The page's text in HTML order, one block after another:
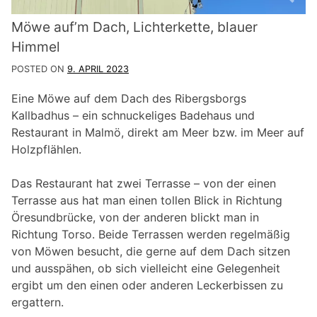
Möwe auf’m Dach, Lichterkette, blauer
Himmel
POSTED ON 9. APRIL 2023
Eine Möwe auf dem Dach des Ribergsborgs
Kallbadhus – ein schnuckeliges Badehaus und
Restaurant in Malmö, direkt am Meer bzw. im Meer auf
Holzpflählen.
Das Restaurant hat zwei Terrasse – von der einen
Terrasse aus hat man einen tollen Blick in Richtung
Öresundbrücke, von der anderen blickt man in
Richtung Torso. Beide Terrassen werden regelmäßig
von Möwen besucht, die gerne auf dem Dach sitzen
und ausspähen, ob sich vielleicht eine Gelegenheit
ergibt um den einen oder anderen Leckerbissen zu
ergattern.